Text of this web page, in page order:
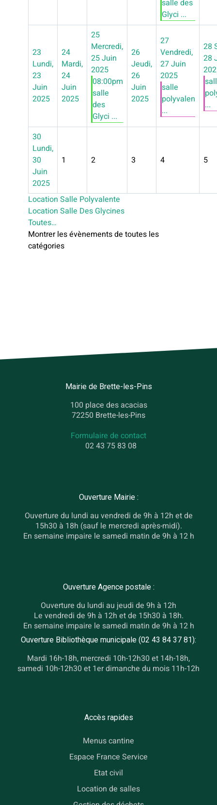
salle des
Glyci ...
23
Lundi,
23
Juin
2025
24
Mardi,
24
Juin
2025
25
Mercredi,
25 Juin
2025
08:00pm
salle
des
Glyci ...
26
Jeudi,
26
Juin
2025
27
Vendredi,
27 Juin
2025
salle
polyvalen
...
28
28
...
30
Lundi,
30
Juin
2025
1 2 3 4 5
Location Salle Polyvalente
Location Salle Des Glycines
Toutes…
Montrer les évènements de toutes les
catégories
Mairie de Brette-les-Pins
100 place des acacias
72250 Brette-les-Pins
Formulaire de contact
02 43 75 83 08
Ouverture Mairie :
Ouverture du lundi au vendredi de 9h à 12h et de
15h30 à 18h (sauf le mercredi après-midi).
En semaine impaire le samedi matin de 9h à 12 h
Ouverture Agence postale :
Ouverture du lundi au jeudi de 9h à 12h
Le vendredi de 9h à 12h et de 15h30 à 18h.
En semaine impaire le samedi matin de 9h à 12 h
Ouverture Bibliothèque municipale (02 43 84 37 81):
Mardi 16h-18h, mercredi 10h-12h30 et 14h-18h,
samedi 10h-12h30 et 1er dimanche du mois 11h-12h
Accès rapides
Menus cantine
Espace France Service
Etat civil
Location de salles